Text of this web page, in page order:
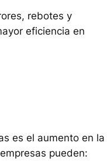
rebotes y
eficiencia en
es el aumento en la
pueden: